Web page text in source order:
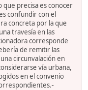
precisa es conocer
confundir con el
concreta por la que
travesía en las
corresponde
de remitir las
circunvalación en
vía urbana,
en el convenio